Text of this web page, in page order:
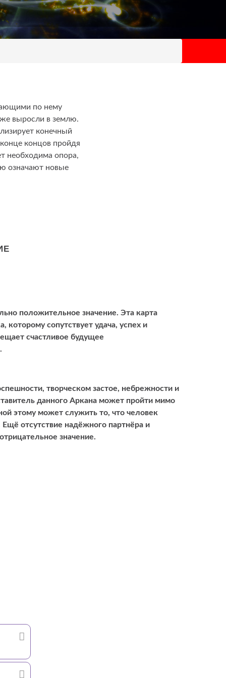
по нему
выросли в землю.
конечный
концов пройдя
необходима опора,
означают новые
положительное значение. Эта карта
которому сопутствует удача, успех и
счастливое будущее
творческом застое, небрежности и
данного Аркана может пройти мимо
этому может служить то, что человек
отсутствие надёжного партнёра и
значение.